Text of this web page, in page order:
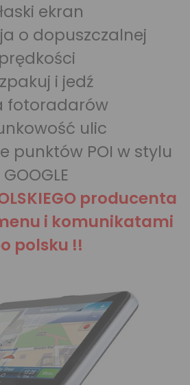
ekran
o dopuszczalnej
prędkości
i jedź
fotoradarów
ulic
punktów POI w stylu
GOOGLE
producenta
i komunikatami
polsku !!